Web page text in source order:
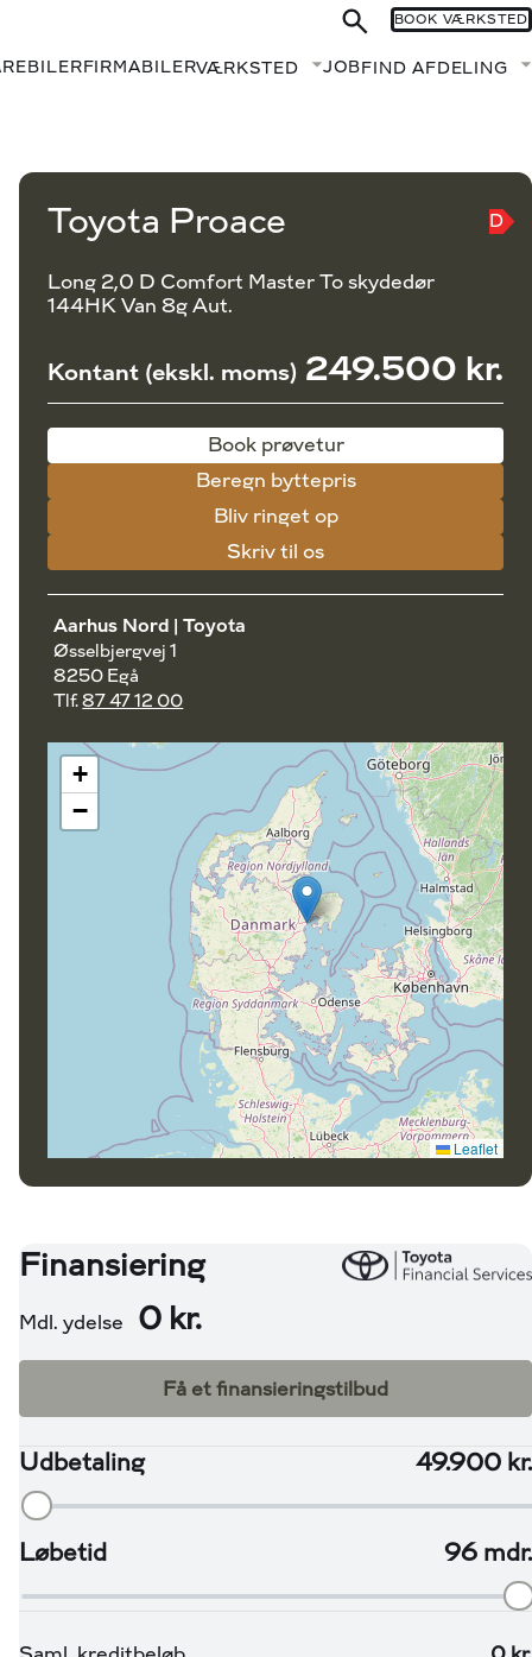
FIRMABILERVÆRKSTED Fold undermenu ud
JOB FIND AFDELING
BOOK VÆRKSTED
Toyota Proace
Long 2,0 D Comfort Master To skydedør
144HK Van 8g Aut.
D
Kontant (ekskl. moms) 249.500 kr.
Book prøvetur
Beregn byttepris
Bliv ringet op
Skriv til os
Aarhus Nord | Toyota
Øsselbjergvej 1
8250 Egå
Tlf.87 47 12 00